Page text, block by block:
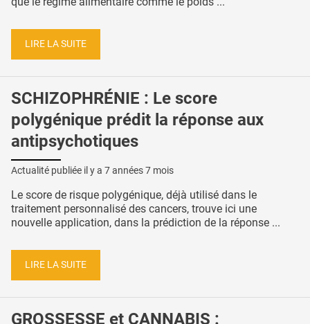
LIRE LA SUITE
SCHIZOPHRÉNIE : Le score
polygénique prédit la réponse aux
antipsychotiques
Actualité publiée il y a 7 années 7 mois
Le score de risque polygénique, déjà utilisé dans le
traitement personnalisé des cancers, trouve ici une
nouvelle application, dans la prédiction de la réponse ...
LIRE LA SUITE
GROSSESSE et CANNABIS :